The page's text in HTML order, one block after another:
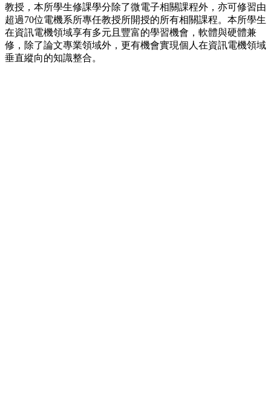
教授，本所學生修課學分除了微電子相關課程外，亦可修習由
超過70位電機系所專任教授所開授的所有相關課程。本所學生
在資訊電機領域享有多元且豐富的學習機會，軟體與硬體兼
修，除了論文專業領域外，更有機會實現個人在資訊電機領域
垂直縱向的知識整合。